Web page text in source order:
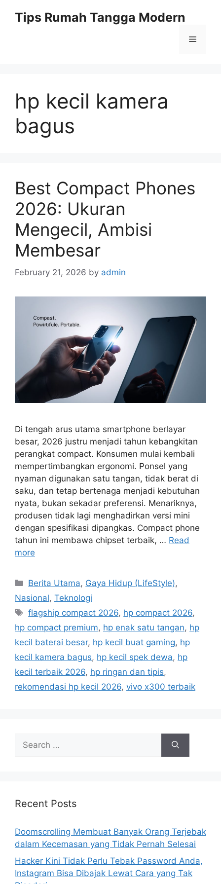
Tips Rumah Tangga Modern
Menu
hp kecil kamera
bagus
Best Compact Phones
2026: Ukuran
Mengecil, Ambisi
Membesar
February 21, 2026 by admin
Di tengah arus utama smartphone berlayar
besar, 2026 justru menjadi tahun kebangkitan
perangkat compact. Konsumen mulai kembali
mempertimbangkan ergonomi. Ponsel yang
nyaman digunakan satu tangan, tidak berat di
saku, dan tetap bertenaga menjadi kebutuhan
nyata, bukan sekadar preferensi. Menariknya,
produsen tidak lagi menghadirkan versi mini
dengan spesifikasi dipangkas. Compact phone
tahun ini membawa chipset terbaik, … Read
more
C
a
e
g
o
r
i
s
Berita Utama, Gaya Hidup (LifeStyle),
Nasional, Teknologi
T
a
s
flagship compact 2026, hp compact 2026,
hp compact premium, hp enak satu tangan, hp
kecil baterai besar, hp kecil buat gaming, hp
kecil kamera bagus, hp kecil spek dewa, hp
kecil terbaik 2026, hp ringan dan tipis,
rekomendasi hp kecil 2026, vivo x300 terbaik
h
r
:
Recent Posts
Doomscrolling Membuat Banyak Orang Terjebak
dalam Kecemasan yang Tidak Pernah Selesai
Hacker Kini Tidak Perlu Tebak Password Anda,
Instagram Bisa Dibajak Lewat Cara yang Tak